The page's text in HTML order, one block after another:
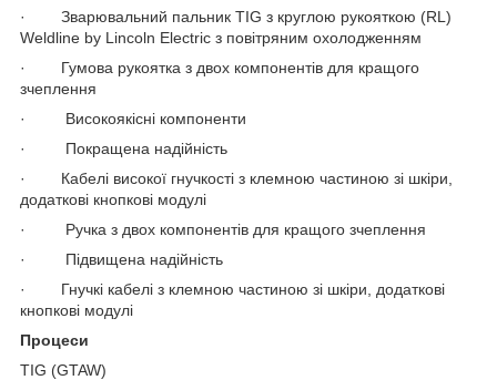
· Зварювальний пальник TIG з круглою рукояткою (RL)
Weldline by Lincoln Electric з повітряним охолодженням
· Гумова рукоятка з двох компонентів для кращого
зчеплення
· Високоякісні компоненти
· Покращена надійність
· Кабелі високої гнучкості з клемною частиною зі шкіри,
додаткові кнопкові модулі
· Ручка з двох компонентів для кращого зчеплення
· Підвищена надійність
· Гнучкі кабелі з клемною частиною зі шкіри, додаткові
кнопкові модулі
Процеси
TIG (GTAW)